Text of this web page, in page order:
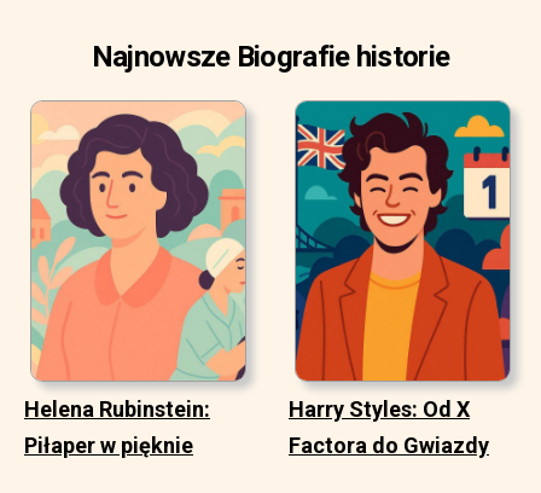
Najnowsze Biografie historie
Helena Rubinstein:
Piłaper w pięknie
Harry Styles: Od X
Factora do Gwiazdy